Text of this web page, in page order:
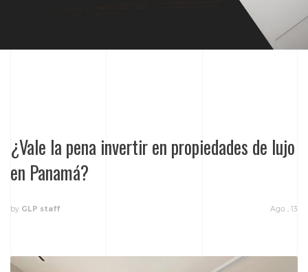
¿Vale la pena invertir en propiedades de lujo
en Panamá?
by GLP staff Ago , 13